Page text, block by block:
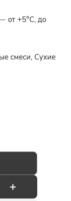
от +5°C, до
смеси, Сухие